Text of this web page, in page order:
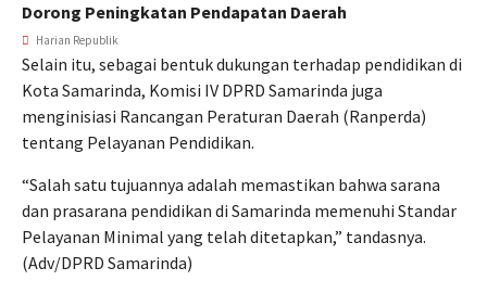
Dorong Peningkatan Pendapatan Daerah
Harian Republik
Selain itu, sebagai bentuk dukungan terhadap pendidikan di
Kota Samarinda, Komisi IV DPRD Samarinda juga
menginisiasi Rancangan Peraturan Daerah (Ranperda)
tentang Pelayanan Pendidikan.
“Salah satu tujuannya adalah memastikan bahwa sarana
dan prasarana pendidikan di Samarinda memenuhi Standar
Pelayanan Minimal yang telah ditetapkan,” tandasnya.
(Adv/DPRD Samarinda)